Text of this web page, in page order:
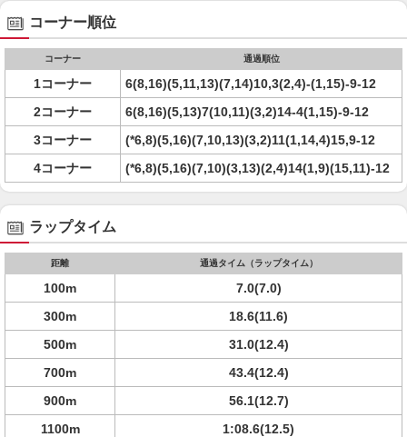
コーナー順位
コーナー 通過順位
1コーナー
6(8,16)(5,11,13)(7,14)10,3(2,4)-(1,15)-9-12
2コーナー
6(8,16)(5,13)7(10,11)(3,2)14-4(1,15)-9-12
3コーナー
(*6,8)(5,16)(7,10,13)(3,2)11(1,14,4)15,9-12
4コーナー
(*6,8)(5,16)(7,10)(3,13)(2,4)14(1,9)(15,11)-12
ラップタイム
距離 通過タイム（ラップタイム）
100m
7.0(7.0)
300m
18.6(11.6)
500m
31.0(12.4)
700m
43.4(12.4)
900m
56.1(12.7)
1100m
1:08.6(12.5)